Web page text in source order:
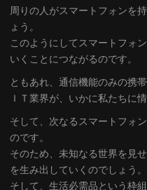
周りの人がスマートフォンを
ょう。
このようにしてスマートフォ
いくことにつながるのです。
ともあれ、通信機能のみの携
ＩＴ業界が、いかに私たちに
そして、次なるスマートフォ
のです。
そのため、未知なる世界を見
を生み出していくのでしょう。
そして、生活必需品という枠